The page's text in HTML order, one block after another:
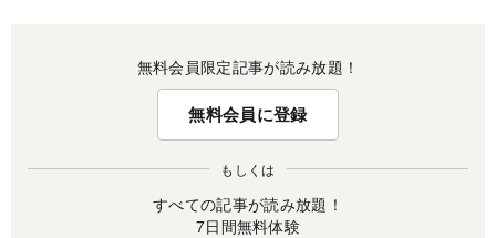
無料会員限定記事が読み放題！
無料会員に登録
もしくは
すべての記事が読み放題！
7日間無料体験